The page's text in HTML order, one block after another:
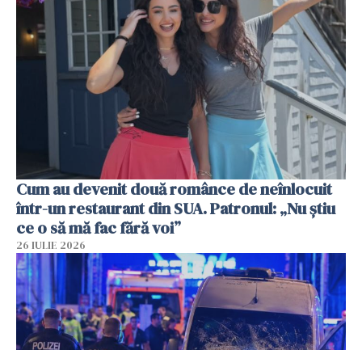
Cum au devenit două românce de neînlocuit
într-un restaurant din SUA. Patronul: „Nu știu
ce o să mă fac fără voi”
26 IULIE 2026